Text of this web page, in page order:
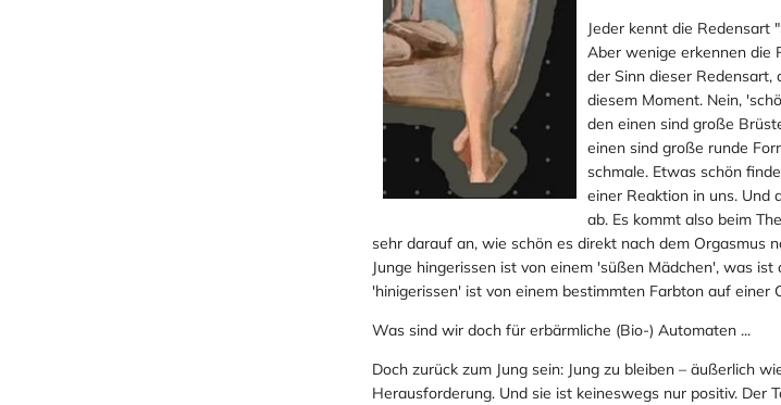
Jeder kennt die Redensart
Aber wenige erkennen die
der Sinn dieser Redensart,
diesem Moment. Nein,
den einen sind große
einen sind große runde
schmale. Etwas schön
einer Reaktion in uns. Und
ab. Es kommt also beim
sehr darauf an, wie schön es direkt nach dem Orgasmus
Junge hingerissen ist von einem 'süßen Mädchen', was
'hinigerissen' ist von einem bestimmten Farbton auf einer
Was sind wir doch für erbärmliche (Bio-) Automaten ...
Doch zurück zum Jung sein: Jung zu bleiben – äußerlich
Herausforderung. Und sie ist keineswegs nur positiv. Der